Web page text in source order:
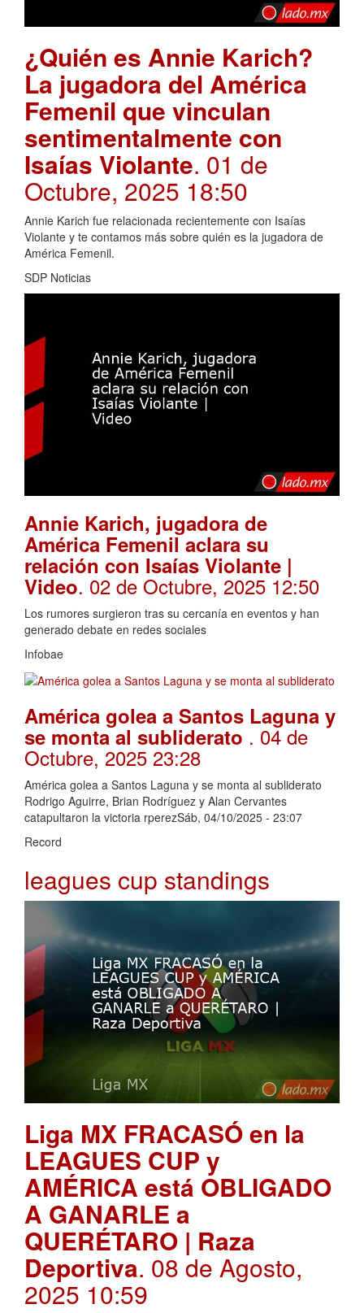
¿Quién es Annie Karich?
La jugadora del América
Femenil que vinculan
sentimentalmente con
Isaías Violante. 01 de
Octubre, 2025 18:50
Annie Karich fue relacionada recientemente con Isaías
Violante y te contamos más sobre quién es la jugadora de
América Femenil.
SDP Noticias
Annie Karich, jugadora de
América Femenil aclara su
relación con Isaías Violante |
Video. 02 de Octubre, 2025 12:50
Los rumores surgieron tras su cercanía en eventos y han
generado debate en redes sociales
Infobae
América golea a Santos Laguna y
se monta al subliderato . 04 de
Octubre, 2025 23:28
América golea a Santos Laguna y se monta al subliderato
Rodrigo Aguirre, Brian Rodríguez y Alan Cervantes
catapultaron la victoria rperezSáb, 04/10/2025 - 23:07
Record
leagues cup standings
Liga MX FRACASÓ en la
LEAGUES CUP y
AMÉRICA está OBLIGADO
A GANARLE a
QUERÉTARO | Raza
Deportiva. 08 de Agosto,
2025 10:59